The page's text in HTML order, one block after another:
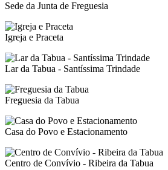
Sede da Junta de Freguesia
Igreja e Praceta
Lar da Tabua - Santíssima Trindade
Freguesia da Tabua
Casa do Povo e Estacionamento
Centro de Convívio - Ribeira da Tabua